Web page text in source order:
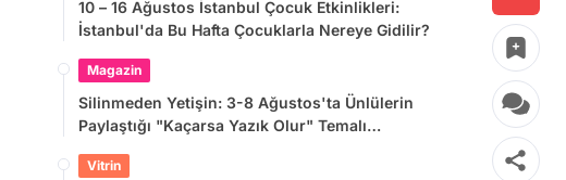
10 – 16 Ağustos İstanbul Çocuk Etkinlikleri:
İstanbul'da Bu Hafta Çocuklarla Nereye Gidilir?
Magazin
Silinmeden Yetişin: 3-8 Ağustos'ta Ünlülerin
Paylaştığı "Kaçarsa Yazık Olur" Temalı
Vitrin